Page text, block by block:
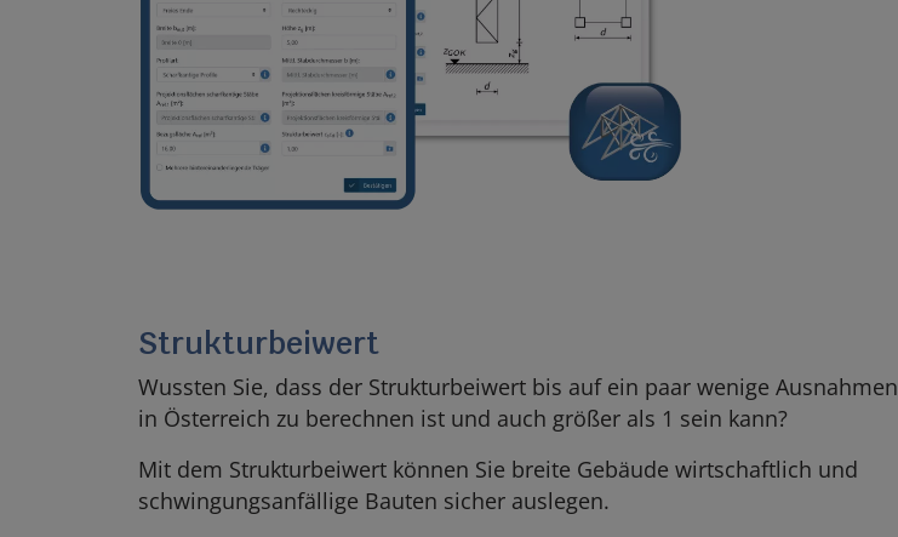
Strukturbeiwert
Wussten Sie, dass der Strukturbeiwert bis auf ein paar wenige Ausnahmen
in Österreich zu berechnen ist und auch größer als 1 sein kann?
Mit dem Strukturbeiwert können Sie breite Gebäude wirtschaftlich und
schwingungsanfällige Bauten sicher auslegen.